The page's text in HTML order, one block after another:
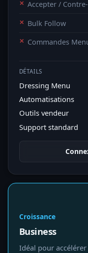
Accepter /
Bulk Follow
Commandes
DÉTAILS
Dressing Menu
Automatisations
Outils vendeur
Support standard
Croissance
Business
Idéal pour accélérer